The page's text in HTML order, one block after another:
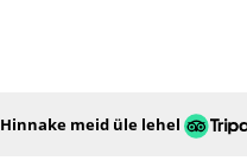
Hinnake meid üle lehel